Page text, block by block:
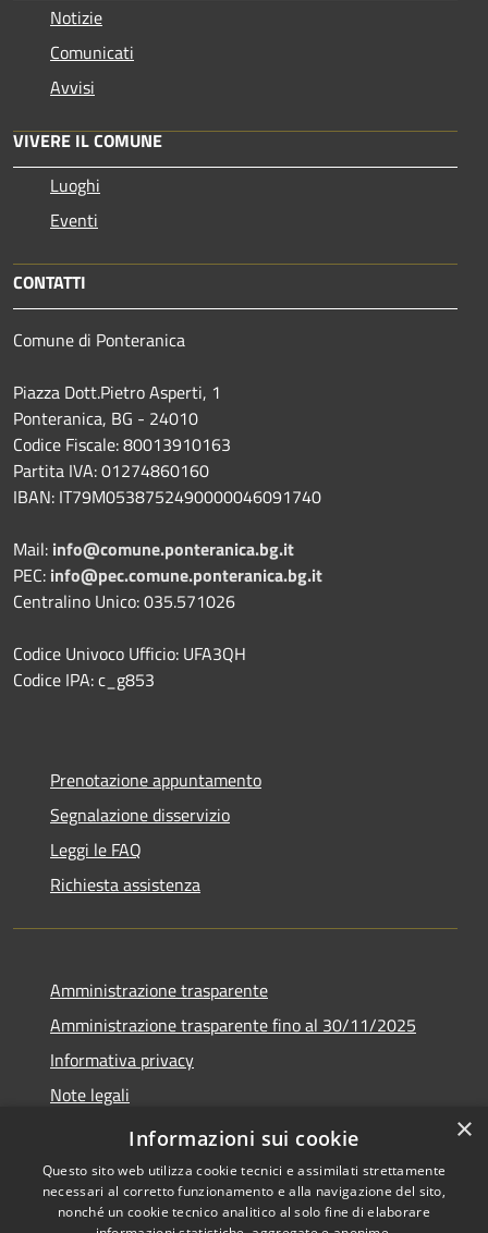
Notizie
Comunicati
Avvisi
VIVERE IL COMUNE
Luoghi
Eventi
CONTATTI
Comune di Ponteranica
Piazza Dott.Pietro Asperti, 1
Ponteranica, BG - 24010
Codice Fiscale: 80013910163
Partita IVA: 01274860160
IBAN: IT79M0538752490000046091740
Mail: info@comune.ponteranica.bg.it
PEC: info@pec.comune.ponteranica.bg.it
Centralino Unico: 035.571026
Codice Univoco Ufficio: UFA3QH
Codice IPA: c_g853
Prenotazione appuntamento
Segnalazione disservizio
Leggi le FAQ
Richiesta assistenza
Amministrazione trasparente
Amministrazione trasparente fino al 30/11/2025
Informativa privacy
Note legali
Dichiarazione di accessibilità
×
Informazioni sui cookie
Questo sito web utilizza cookie tecnici e assimilati strettamente
necessari al corretto funzionamento e alla navigazione del sito,
nonché un cookie tecnico analitico al solo fine di elaborare